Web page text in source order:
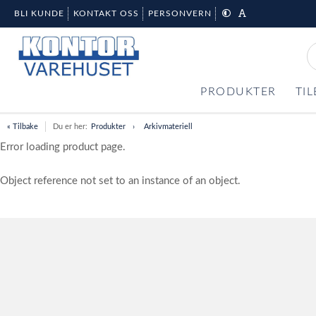
BLI KUNDE KONTAKT OSS PERSONVERN
PRODUKTER
« Tilbake Du er her: Produkter Arkivmateriell
Error loading product page.
Object reference not set to an instance of an object.